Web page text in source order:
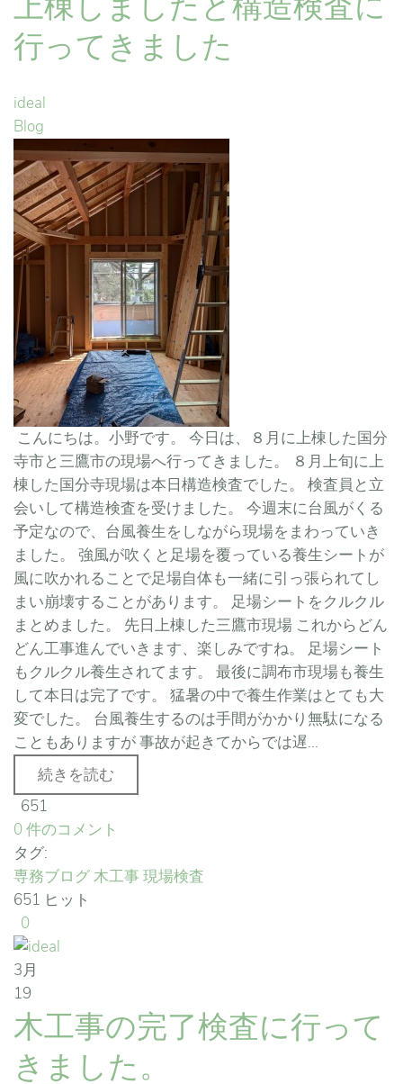
行ってきました
ideal
Blog
こんにちは。小野です。 今日は、８月に上棟した国分
寺市と三鷹市の現場へ行ってきました。 ８月上旬に上
棟した国分寺現場は本日構造検査でした。 検査員と立
会いして構造検査を受けました。 今週末に台風がくる
予定なので、台風養生をしながら現場をまわっていき
ました。 強風が吹くと足場を覆っている養生シートが
風に吹かれることで足場自体も一緒に引っ張られてし
まい崩壊することがあります。 足場シートをクルクル
まとめました。 先日上棟した三鷹市現場 これからどん
どん工事進んでいきます、楽しみですね。 足場シート
もクルクル養生されてます。 最後に調布市現場も養生
して本日は完了です。 猛暑の中で養生作業はとても大
変でした。 台風養生するのは手間がかかり無駄になる
こともありますが 事故が起きてからでは遅...
続きを読む
651
0 件のコメント
タグ:
専務ブログ木工事 現場検査
651 ヒット
0
3月
19
木工事の完了検査に行って
きました。